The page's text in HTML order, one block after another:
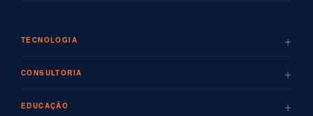
TECNOLOGIA +
CONSULTORIA +
EDUCAÇÃO +